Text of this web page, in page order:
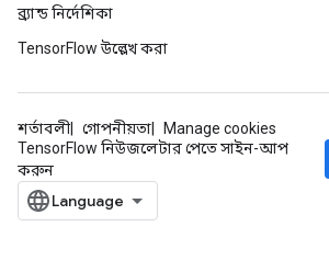
ব্র্যান্ড নির্দেশিকা
TensorFlow উল্লেখ করা
শর্তাবলী গোপনীয়তা
Manage cookies
TensorFlow নিউজলেটার পেতে সাইন-আপ
করুন